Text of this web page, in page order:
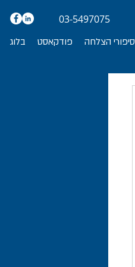
03-5497075
סיפורי הצלחה פודקאסט בלוג